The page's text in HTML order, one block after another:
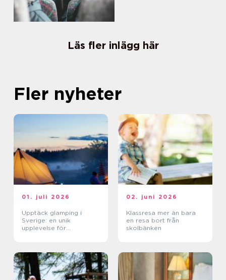
Läs fler inlägg här
Fler nyheter
01. juli 2026
Upptäck glamping i
Sverige: en unik
upplevelse för
02. juni 2026
Klassresa mer än bara
en resa bort från
skolbänken